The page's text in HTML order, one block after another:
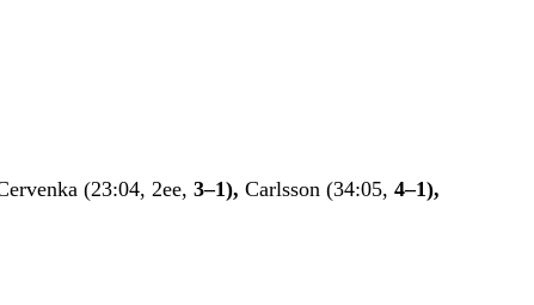
(23:04, 2ee, 3–1), Carlsson (34:05, 4–1),